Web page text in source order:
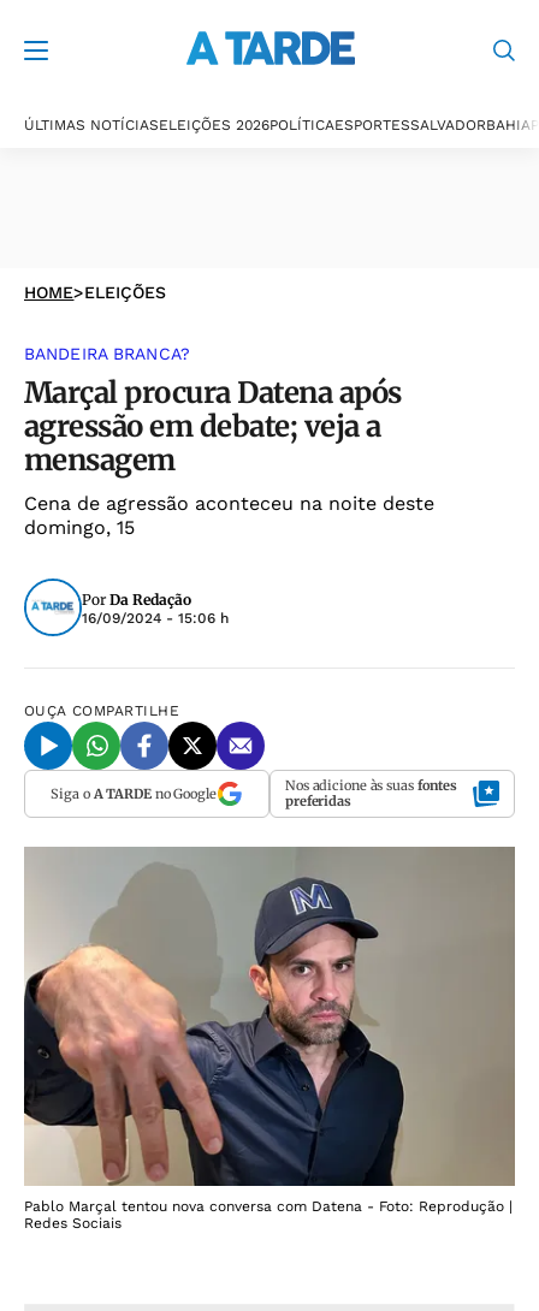
ÚLTIMAS NOTÍCIASELEIÇÕES 2026POLÍTICAESPORTESSALVADORBAHIA
HOME>ELEIÇÕES
BANDEIRA BRANCA?
Marçal procura Datena após
agressão em debate; veja a
mensagem
Cena de agressão aconteceu na noite deste
domingo, 15
Por Da Redação
16/09/2024 - 15:06 h
OUÇA COMPARTILHE
Siga o A TARDEno Google Nos adicione às suas fontes
preferidas
Pablo Marçal tentou nova conversa com Datena - Foto: Reprodução |
Redes Sociais